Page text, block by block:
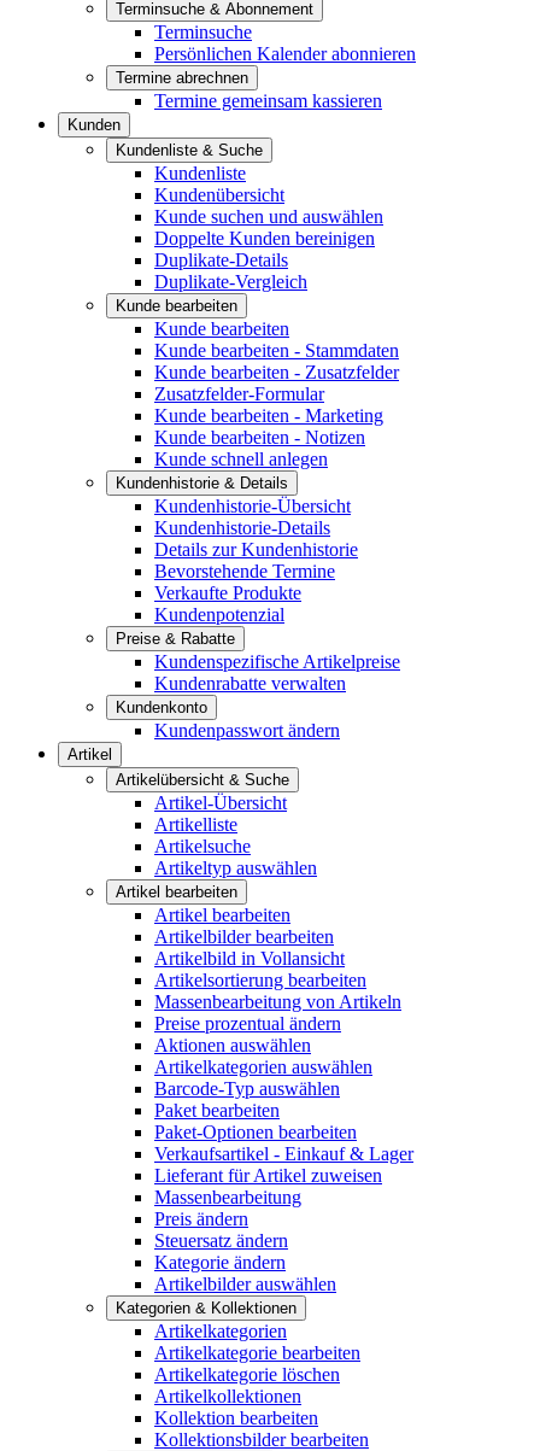
Terminsuche & Abonnement
Terminsuche
Persönlichen Kalender abonnieren
Termine abrechnen
Termine gemeinsam kassieren
Kunden
Kundenliste & Suche
Kundenliste
Kundenübersicht
Kunde suchen und auswählen
Doppelte Kunden bereinigen
Duplikate-Details
Duplikate-Vergleich
Kunde bearbeiten
Kunde bearbeiten
Kunde bearbeiten - Stammdaten
Kunde bearbeiten - Zusatzfelder
Zusatzfelder-Formular
Kunde bearbeiten - Marketing
Kunde bearbeiten - Notizen
Kunde schnell anlegen
Kundenhistorie & Details
Kundenhistorie-Übersicht
Kundenhistorie-Details
Details zur Kundenhistorie
Bevorstehende Termine
Verkaufte Produkte
Kundenpotenzial
Preise & Rabatte
Kundenspezifische Artikelpreise
Kundenrabatte verwalten
Kundenkonto
Kundenpasswort ändern
Artikel
Artikelübersicht & Suche
Artikel-Übersicht
Artikelliste
Artikelsuche
Artikeltyp auswählen
Artikel bearbeiten
Artikel bearbeiten
Artikelbilder bearbeiten
Artikelbild in Vollansicht
Artikelsortierung bearbeiten
Massenbearbeitung von Artikeln
Preise prozentual ändern
Aktionen auswählen
Artikelkategorien auswählen
Barcode-Typ auswählen
Paket bearbeiten
Paket-Optionen bearbeiten
Verkaufsartikel - Einkauf & Lager
Lieferant für Artikel zuweisen
Massenbearbeitung
Preis ändern
Steuersatz ändern
Kategorie ändern
Artikelbilder auswählen
Kategorien & Kollektionen
Artikelkategorien
Artikelkategorie bearbeiten
Artikelkategorie löschen
Artikelkollektionen
Kollektion bearbeiten
Kollektionsbilder bearbeiten